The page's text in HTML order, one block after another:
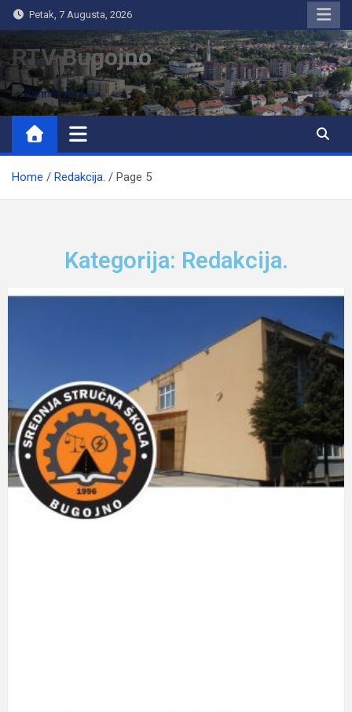
Petak, 7 Augusta, 2026
RTV Bugojno
Home Redakcija. Page 5
Kategorija: Redakcija.